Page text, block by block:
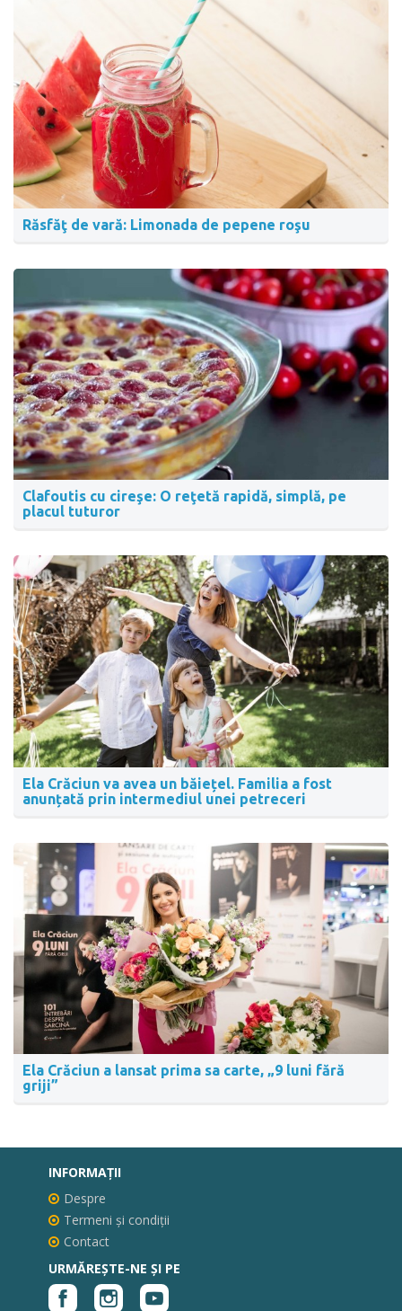
Răsfăţ de vară: Limonada de pepene roşu
Clafoutis cu cireşe: O reţetă rapidă, simplă, pe
placul tuturor
Ela Crăciun va avea un băiețel. Familia a fost
anunțată prin intermediul unei petreceri
Ela Crăciun a lansat prima sa carte, „9 luni fără
griji”
INFORMAŢII
Despre
Termeni și condiții
Contact
URMĂREȘTE-NE ȘI PE